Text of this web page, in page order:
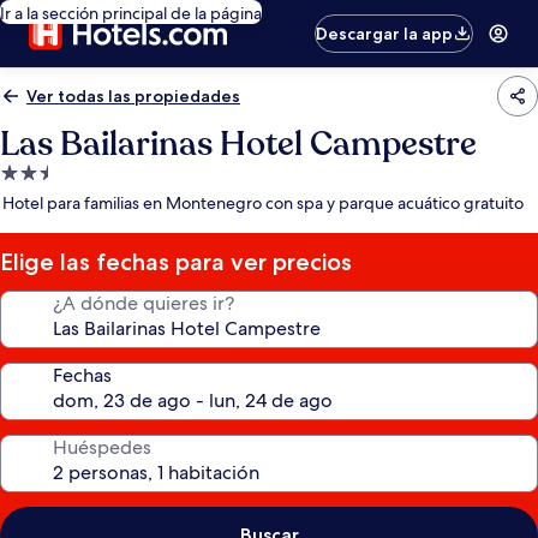
Ir a la sección principal de la página
Descargar la app
Ver todas las propiedades
Las Bailarinas Hotel Campestre
Propiedad
de
estrellas
Hotel para familias en Montenegro con spa y parque acuático gratuito
Elige las fechas para ver precios
¿A dónde quieres ir?
Fechas
Huéspedes